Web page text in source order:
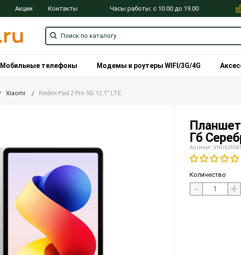
Акции Контакты Часы работы: с 10.00 до 19.00
Мобильные телефоны Модемы и роутеры WIFI/3G/4G
Xiaomi Redmi Pad 2 Pro 5G 12.1″ LTE
Гб
Артикул:
Количество
- +